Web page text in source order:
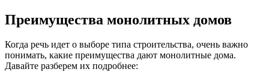
Преимущества монолитных домов
Когда речь идет о выборе типа строительства, очень важно
понимать, какие преимущества дают монолитные дома.
Давайте разберем их подробнее: